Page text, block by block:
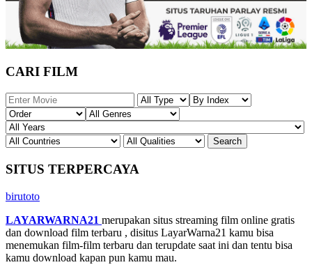
CARI FILM
SITUS TERPERCAYA
birutoto
LAYARWARNA21 merupakan situs streaming film online gratis
dan download film terbaru , disitus LayarWarna21 kamu bisa
menemukan film-film terbaru dan terupdate saat ini dan tentu bisa
kamu download kapan pun kamu mau.